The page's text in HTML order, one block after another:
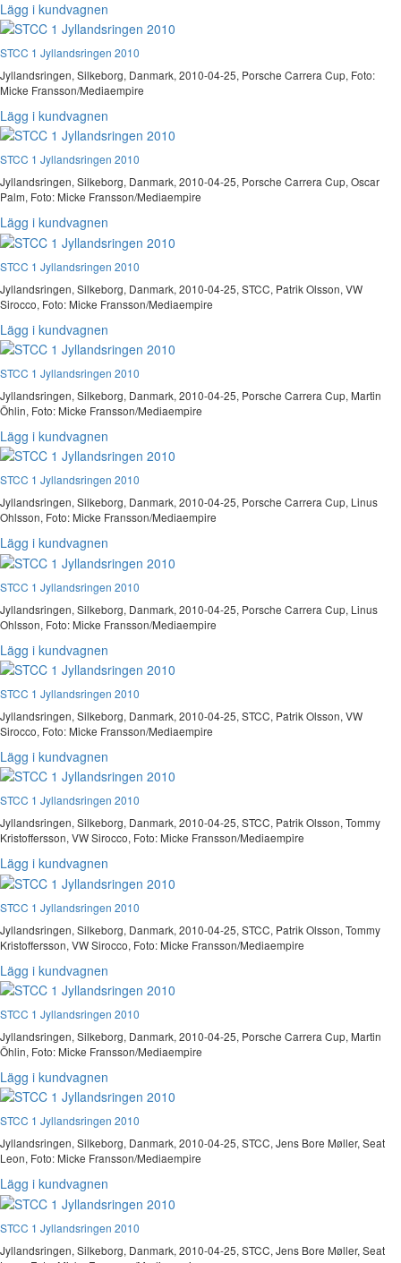
Lägg i kundvagnen
STCC 1 Jyllandsringen 2010
Jyllandsringen, Silkeborg, Danmark, 2010-04-25, Porsche Carrera Cup, Foto:
Micke Fransson/Mediaempire
Lägg i kundvagnen
STCC 1 Jyllandsringen 2010
Jyllandsringen, Silkeborg, Danmark, 2010-04-25, Porsche Carrera Cup, Oscar
Palm, Foto: Micke Fransson/Mediaempire
Lägg i kundvagnen
STCC 1 Jyllandsringen 2010
Jyllandsringen, Silkeborg, Danmark, 2010-04-25, STCC, Patrik Olsson, VW
Sirocco, Foto: Micke Fransson/Mediaempire
Lägg i kundvagnen
STCC 1 Jyllandsringen 2010
Jyllandsringen, Silkeborg, Danmark, 2010-04-25, Porsche Carrera Cup, Martin
Öhlin, Foto: Micke Fransson/Mediaempire
Lägg i kundvagnen
STCC 1 Jyllandsringen 2010
Jyllandsringen, Silkeborg, Danmark, 2010-04-25, Porsche Carrera Cup, Linus
Ohlsson, Foto: Micke Fransson/Mediaempire
Lägg i kundvagnen
STCC 1 Jyllandsringen 2010
Jyllandsringen, Silkeborg, Danmark, 2010-04-25, Porsche Carrera Cup, Linus
Ohlsson, Foto: Micke Fransson/Mediaempire
Lägg i kundvagnen
STCC 1 Jyllandsringen 2010
Jyllandsringen, Silkeborg, Danmark, 2010-04-25, STCC, Patrik Olsson, VW
Sirocco, Foto: Micke Fransson/Mediaempire
Lägg i kundvagnen
STCC 1 Jyllandsringen 2010
Jyllandsringen, Silkeborg, Danmark, 2010-04-25, STCC, Patrik Olsson, Tommy
Kristoffersson, VW Sirocco, Foto: Micke Fransson/Mediaempire
Lägg i kundvagnen
STCC 1 Jyllandsringen 2010
Jyllandsringen, Silkeborg, Danmark, 2010-04-25, STCC, Patrik Olsson, Tommy
Kristoffersson, VW Sirocco, Foto: Micke Fransson/Mediaempire
Lägg i kundvagnen
STCC 1 Jyllandsringen 2010
Jyllandsringen, Silkeborg, Danmark, 2010-04-25, Porsche Carrera Cup, Martin
Öhlin, Foto: Micke Fransson/Mediaempire
Lägg i kundvagnen
STCC 1 Jyllandsringen 2010
Jyllandsringen, Silkeborg, Danmark, 2010-04-25, STCC, Jens Bore Møller, Seat
Leon, Foto: Micke Fransson/Mediaempire
Lägg i kundvagnen
STCC 1 Jyllandsringen 2010
Jyllandsringen, Silkeborg, Danmark, 2010-04-25, STCC, Jens Bore Møller, Seat